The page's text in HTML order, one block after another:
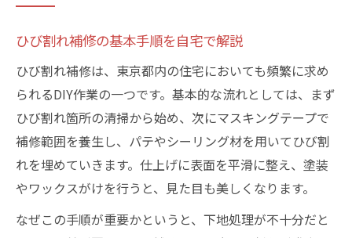
東京都内オーナーのDIY補修体験談
リペア業者とDIYのメリット・デメリット
補修を成功へ導く下地処理の重要性
ひび割れ補修前の下地処理の手順とは
下地処理で補修材の密着性を高める方法
DIYでできる下地処理の注意ポイント
東京都内の住宅に適した下地準備法
ひび割れ補修の基本手順を自宅で解説
ひび割れ補修は、東京都内の住宅においても頻繁に求め
られるDIY作業の一つです。基本的な流れとしては、まず
ひび割れ箇所の清掃から始め、次にマスキングテープで
補修範囲を養生し、パテやシーリング材を用いてひび割
れを埋めていきます。仕上げに表面を平滑に整え、塗装
やワックスがけを行うと、見た目も美しくなります。
なぜこの手順が重要かというと、下地処理が不十分だと